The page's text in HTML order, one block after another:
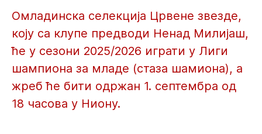
Омладинска селекција Црвене звезде,
коју са клупе предводи Ненад Милијаш,
ће у сезони 2025/2026 играти у Лиги
шампиона за младе (стаза шамиона), а
жреб ће бити одржан 1. септембра од
18 часова у Ниону.